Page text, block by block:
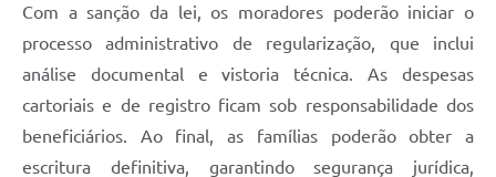
Com a sanção da lei, os moradores poderão iniciar o
processo administrativo de regularização, que inclui
análise documental e vistoria técnica. As despesas
cartoriais e de registro ficam sob responsabilidade dos
beneficiários. Ao final, as famílias poderão obter a
escritura definitiva, garantindo segurança jurídica,